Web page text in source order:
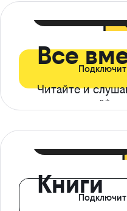
Все
Читайте и
ограничений*
Книги